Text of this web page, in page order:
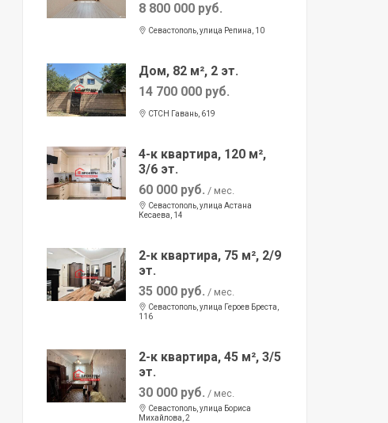
8 800 000 руб.
Севастополь, улица Репина, 10
Дом, 82 м², 2 эт.
14 700 000 руб.
СТСН Гавань, 619
4-к квартира, 120 м²,
3/6 эт.
60 000 руб. / мес.
Севастополь, улица Астана
Кесаева, 14
2-к квартира, 75 м², 2/9
эт.
35 000 руб. / мес.
Севастополь, улица Героев Бреста,
116
2-к квартира, 45 м², 3/5
эт.
30 000 руб. / мес.
Севастополь, улица Бориса
Михайлова, 2